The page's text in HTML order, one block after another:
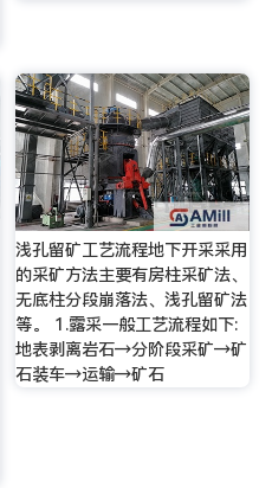
浅孔留矿工艺流程地下开采采用
的采矿方法主要有房柱采矿法、
无底柱分段崩落法、浅孔留矿法
等。 1.露采一般工艺流程如下:
地表剥离岩石→分阶段采矿→矿
石装车→运输→矿石